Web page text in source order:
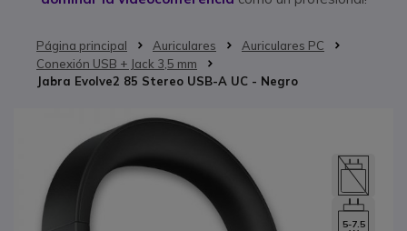
Página principal Auriculares
Auriculares PC
Conexión USB + Jack 3,5 mm
Jabra Evolve2 85 Stereo USB-A UC - Negro
Saltar al final de la galería de imágenes
5-7.5